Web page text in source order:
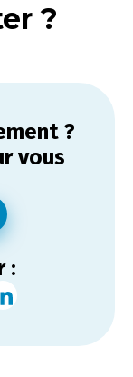
?
?
vous
: